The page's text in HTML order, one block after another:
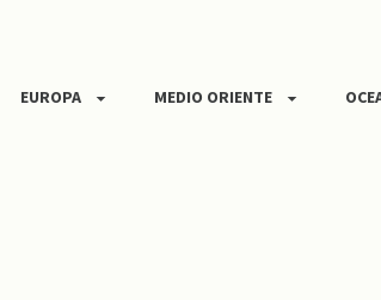
EUROPA MEDIO ORIENTE